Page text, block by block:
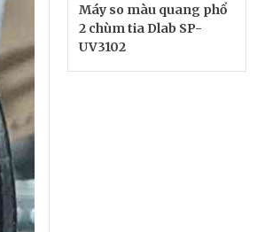
Máy so màu quang phổ
2 chùm tia Dlab SP-
UV3102